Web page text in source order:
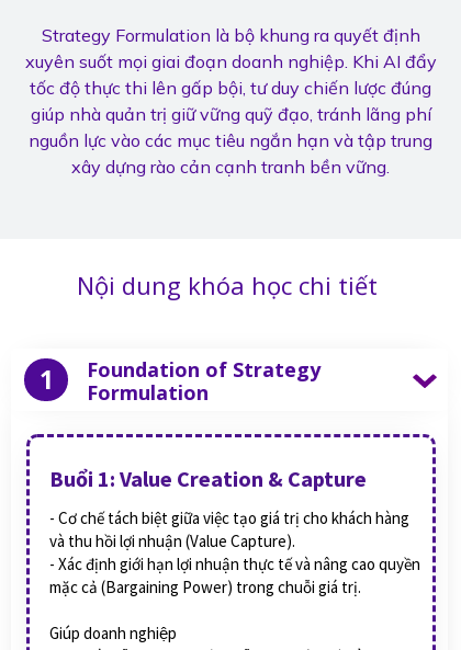
Strategy Formulation là bộ khung ra quyết định
xuyên suốt mọi giai đoạn doanh nghiệp. Khi AI đẩy
tốc độ thực thi lên gấp bội, tư duy chiến lược đúng
giúp nhà quản trị giữ vững quỹ đạo, tránh lãng phí
nguồn lực vào các mục tiêu ngắn hạn và tập trung
xây dựng rào cản cạnh tranh bền vững.
Nội dung khóa học chi tiết
Foundation of Strategy
Formulation
1
Buổi 1: Value Creation & Capture
- Cơ chế tách biệt giữa việc tạo giá trị cho khách hàng
và thu hồi lợi nhuận (Value Capture).
- Xác định giới hạn lợi nhuận thực tế và nâng cao quyền
mặc cả (Bargaining Power) trong chuỗi giá trị.
Giúp doanh nghiệp